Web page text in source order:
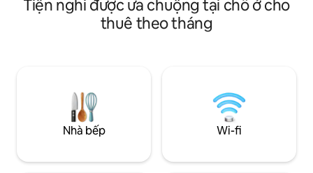
Tiện nghi được ưa chuộng tại chỗ ở cho
thuê theo tháng
Nhà bếp Wi-fi